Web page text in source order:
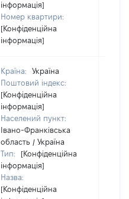
інформація]
Номер квартири:
[Конфіденційна
інформація]
Країна:
Україна
Поштовий індекс:
[Конфіденційна
інформація]
Населений пункт:
Івано-Франківська
область / Україна
Тип:
[Конфіденційна
інформація]
Назва:
[Конфіденційна